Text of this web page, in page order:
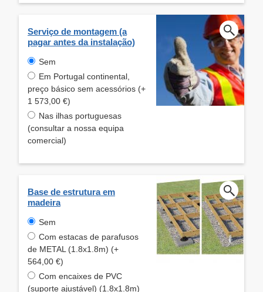
Serviço de montagem (a
pagar antes da instalação)
Sem
Em Portugal continental,
preço básico sem acessórios (+
1 573,00 €)
Nas ilhas portuguesas
(consultar a nossa equipa
comercial)
Base de estrutura em
madeira
Sem
Com estacas de parafusos
de METAL (1.8x1.8m) (+
564,00 €)
Com encaixes de PVC
(suporte ajustável) (1.8x1.8m)